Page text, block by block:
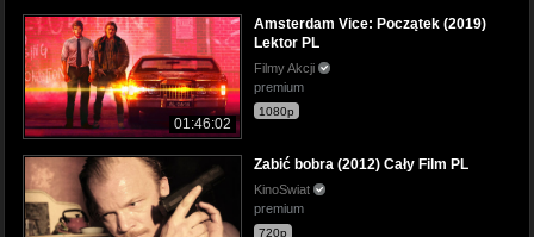
01:46:02
Amsterdam Vice: Początek (2019)
Lektor PL
Filmy Akcji
premium
1080p
Zabić bobra (2012) Cały Film PL
KinoSwiat
premium
720p